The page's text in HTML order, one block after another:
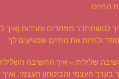
החיים
להשתחרר מפחדים וחרדות |איך
ולחיות את החיים שמגיעים לך
שלילית – איך החשיבה
בערך העצמי והביטחון העצמי.